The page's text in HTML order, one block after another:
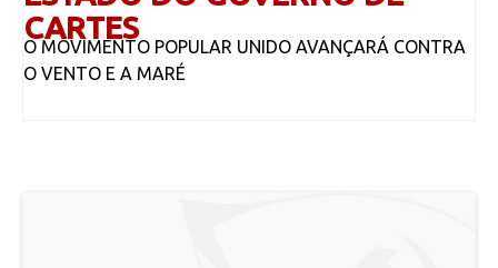
CARTES
O MOVIMENTO POPULAR UNIDO AVANÇARÁ CONTRA
O VENTO E A MARÉ